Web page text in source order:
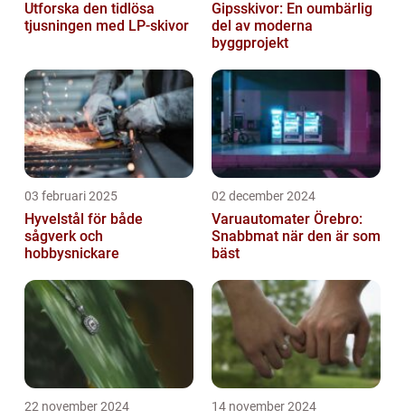
Utforska den tidlösa
tjusningen med LP-skivor
Gipsskivor: En oumbärlig
del av moderna
byggprojekt
03 februari 2025
Hyvelstål för både
sågverk och
hobbysnickare
02 december 2024
Varuautomater Örebro:
Snabbmat när den är som
bäst
22 november 2024 14 november 2024